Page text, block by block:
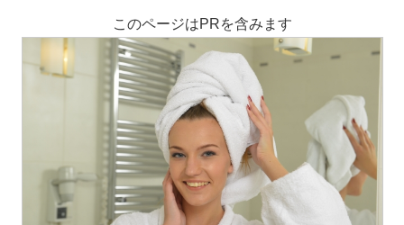
このページはPRを含みます